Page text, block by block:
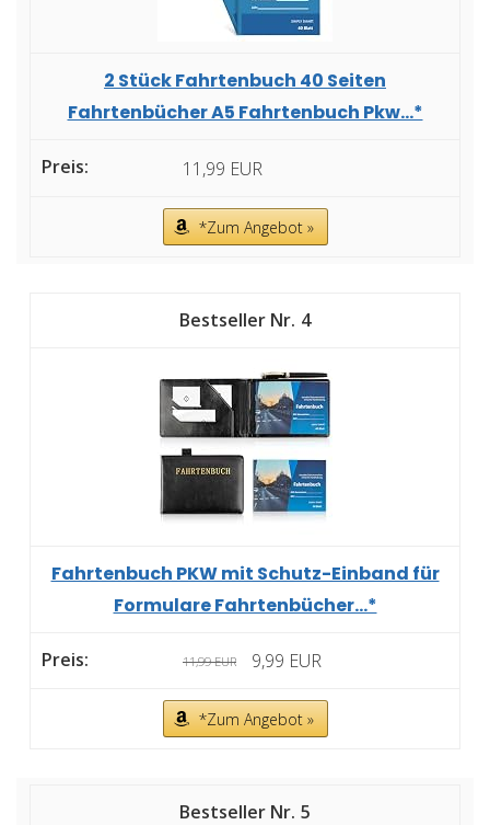
2 Stück Fahrtenbuch 40 Seiten
Fahrtenbücher A5 Fahrtenbuch Pkw...*
11,99 EUR
*Zum Angebot »
4
Fahrtenbuch PKW mit Schutz-Einband für
Formulare Fahrtenbücher...*
11,99 EUR 9,99 EUR
*Zum Angebot »
5